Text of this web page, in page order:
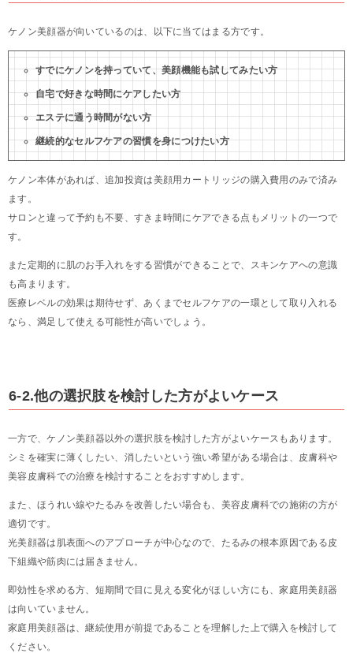
ケノン美顔器が向いているのは、以下に当てはまる方です。
すでにケノンを持っていて、美顔機能も試してみたい方
自宅で好きな時間にケアしたい方
エステに通う時間がない方
継続的なセルフケアの習慣を身につけたい方
ケノン本体があれば、追加投資は美顔用カートリッジの購入費用のみで済み
ます。
サロンと違って予約も不要、すきま時間にケアできる点もメリットの一つで
す。
また定期的に肌のお手入れをする習慣ができることで、スキンケアへの意識
も高まります。
医療レベルの効果は期待せず、あくまでセルフケアの一環として取り入れる
なら、満足して使える可能性が高いでしょう。
6-2.他の選択肢を検討した方がよいケース
一方で、ケノン美顔器以外の選択肢を検討した方がよいケースもあります。
シミを確実に薄くしたい、消したいという強い希望がある場合は、皮膚科や
美容皮膚科での治療を検討することをおすすめします。
また、ほうれい線やたるみを改善したい場合も、美容皮膚科での施術の方が
適切です。
光美顔器は肌表面へのアプローチが中心なので、たるみの根本原因である皮
下組織や筋肉には届きません。
即効性を求める方、短期間で目に見える変化がほしい方にも、家庭用美顔器
は向いていません。
家庭用美顔器は、継続使用が前提であることを理解した上で購入を検討して
ください。